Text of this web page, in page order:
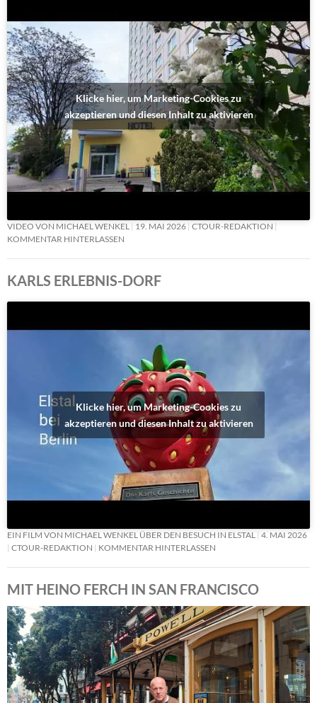
Klicke hier, um Marketing-Cookies zu
akzeptieren und diesen Inhalt zu aktivieren
VIDEO VON MICHAEL WENKEL 19. MAI 2026 CTOUR-REDAKTION
KOMMENTAR HINTERLASSEN
KARLS ERLEBNIS-DORF
Klicke hier, um Marketing-Cookies zu
akzeptieren und diesen Inhalt zu aktivieren
EIN FILM VON MICHAEL WENKEL ÜBER DEN BESUCH IN ELSTAL
4. MAI 2026
CTOUR-REDAKTION
KOMMENTAR HINTERLASSEN
MIT HEINO FERCH IN SAN FRANCISCO